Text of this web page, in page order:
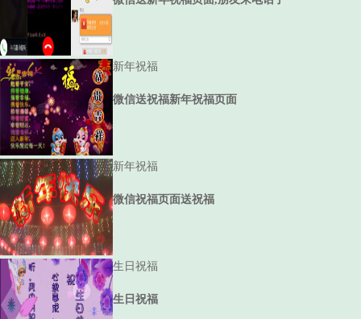
新年祝福
微信送祝福新年祝福页面
新年祝福
微信祝福页面送祝福
生日祝福
生日祝福